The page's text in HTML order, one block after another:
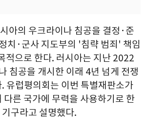
아의 우크라이나 침공을 결정·준
치·군사 지도부의 '침략 범죄' 책임
적으로 한다. 러시아는 지난 2022
침공을 개시한 이래 4년 넘게 전쟁
유럽평의회는 이번 특별재판소가
다른 국가에 무력을 사용하기로 한
구라고 설명했다.